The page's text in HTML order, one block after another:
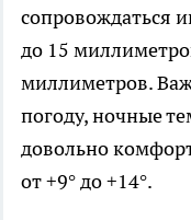
сопровождаться
до 15
миллиметров.
погоду, ночные
довольно
от +9° до +14°.